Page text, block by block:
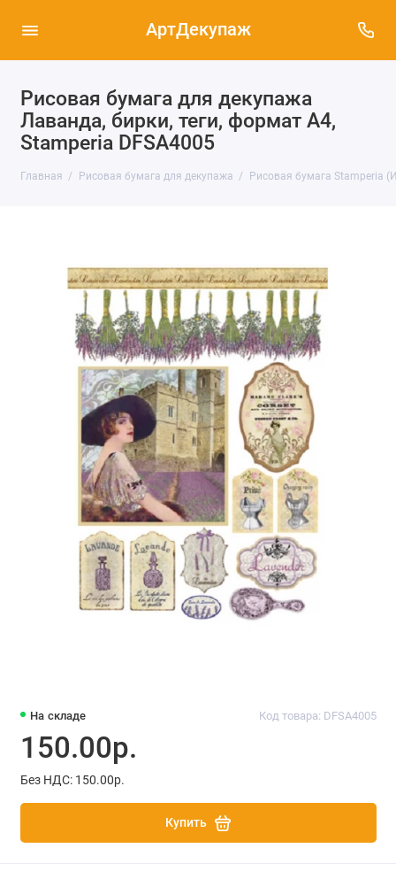
АртДекупаж
Рисовая бумага для декупажа
Лаванда, бирки, теги, формат А4,
Stamperia DFSA4005
Главная Рисовая бумага для декупажа Рисовая бумага Stamperia
На складе Код товара: DFSA4005
150.00р.
Без НДС: 150.00р.
Купить